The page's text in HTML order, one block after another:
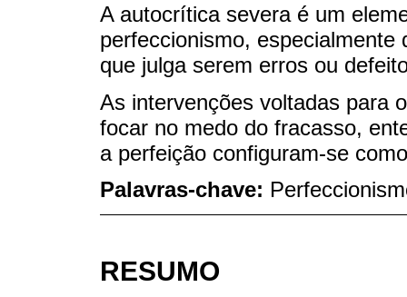
A autocrítica severa é um
perfeccionismo,
que julga serem erros ou
As intervenções voltadas para
focar no medo do fracasso,
a perfeição configuram-se
Palavras-chave:
RESUMO